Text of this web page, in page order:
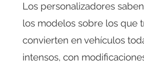
Los personalizadores
los modelos sobre los que
convierten en vehículos
intensos, con